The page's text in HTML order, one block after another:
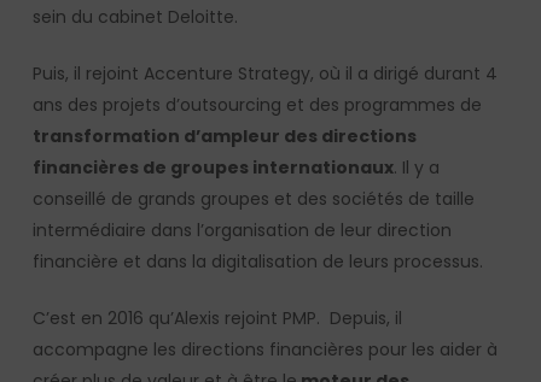
sein du cabinet Deloitte.
Puis, il rejoint Accenture Strategy, où il a dirigé durant 4
ans des projets d’outsourcing et des programmes de
transformation d’ampleur des directions
financières de groupes internationaux. Il y a
conseillé de grands groupes et des sociétés de taille
intermédiaire dans l’organisation de leur direction
financière et dans la digitalisation de leurs processus.
C’est en 2016 qu’Alexis rejoint PMP. Depuis, il
accompagne les directions financières pour les aider à